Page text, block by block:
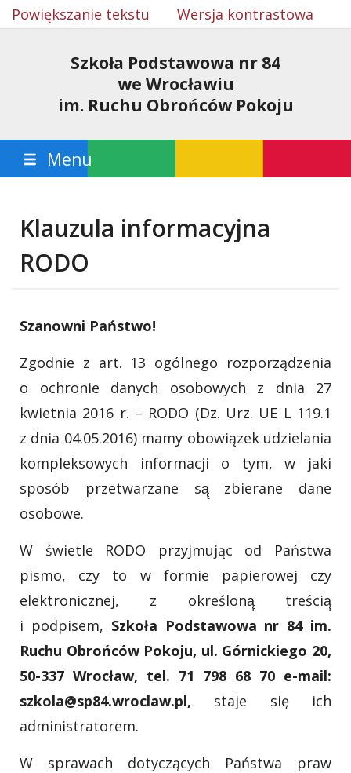
Powiększanie tekstu Wersja kontrastowa
Szkoła Podstawowa nr 84
we Wrocławiu
im. Ruchu Obrońców Pokoju
Menu
Klauzula informacyjna
RODO
Szanowni Państwo!
Zgodnie z art. 13 ogólnego rozporządzenia
o ochronie danych osobowych z dnia 27
kwietnia 2016 r. – RODO (Dz. Urz. UE L 119.1
z dnia 04.05.2016) mamy obowiązek udzielania
kompleksowych informacji o tym, w jaki
sposób przetwarzane są̨ zbierane dane
osobowe.
W świetle RODO przyjmując od Państwa
pismo, czy to w formie papierowej czy
elektronicznej, z określoną̨ treścią̨
i podpisem, Szkoła Podstawowa nr 84 im.
Ruchu Obrońców Pokoju, ul. Górnickiego 20,
50-337 Wrocław, tel. 71 798 68 70 e-mail:
szkola@sp84.wroclaw.pl, staje się ich
administratorem.
W sprawach dotyczących Państwa praw